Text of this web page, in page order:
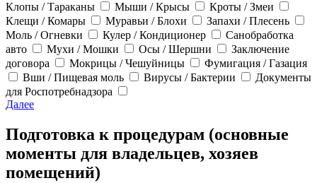
Клопы / Тараканы
Мыши / Крысы
Кроты / Змеи
Клещи / Комары
Муравьи / Блохи
Запахи / Плесень
Моль / Огневки
Кулер / Кондиционер
Санобработка
авто
Мухи / Мошки Осы / Шершни
Заключение
договора
Мокрицы / Чешуйницы
Фумигация / Газация
Вши / Пищевая моль
Вирусы / Бактерии
Документы
для Роспотребнадзора
Далее
Подготовка к процедурам (основные
моменты для владельцев, хозяев
помещений)